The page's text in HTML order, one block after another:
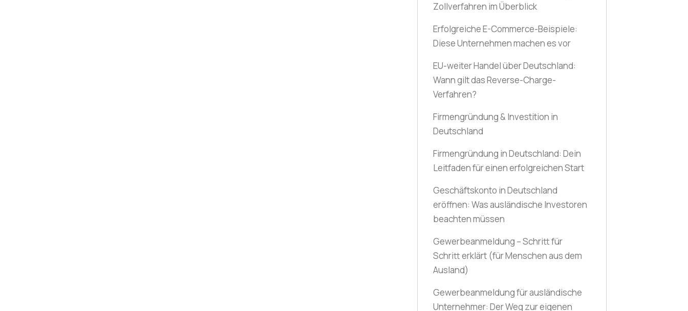
Zollverfahren im Überblick
Erfolgreiche E-Commerce-Beispiele:
Diese Unternehmen machen es vor
EU-weiter Handel über Deutschland:
Wann gilt das Reverse-Charge-
Verfahren?
Firmengründung & Investition in
Deutschland
Firmengründung in Deutschland: Dein
Leitfaden für einen erfolgreichen Start
Geschäftskonto in Deutschland
eröffnen: Was ausländische Investoren
beachten müssen
Gewerbeanmeldung – Schritt für
Schritt erklärt (für Menschen aus dem
Ausland)
Gewerbeanmeldung für ausländische
Unternehmer: Der Weg zur eigenen